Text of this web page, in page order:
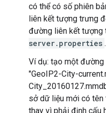
có thể có số phiên
liên kết tượng trưng
đường liên kết tượng
server.properties .
Ví dụ: tạo một
"GeoIP2-City-
sở dữ liệu mới có tên
thay vì phải định cấu